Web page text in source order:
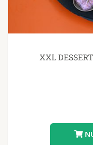
XXL